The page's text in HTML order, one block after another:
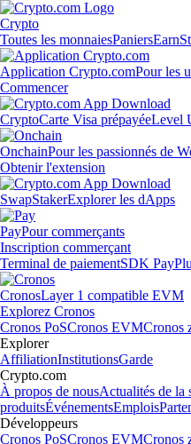
Crypto
Toutes les monnaiesPaniersEarn
Application Crypto.comPour les
Commencer
CryptoCarte Visa prépayéeLevel
OnchainPour les passionnés de
Obtenir l'extension
SwapStakerExplorer les dApps
PayPour commerçants
Inscription commerçant
Terminal de paiementSDK Pay
CronosLayer 1 compatible EVM
Explorez Cronos
Cronos PoSCronos EVMCronos
Explorer
AffiliationInstitutionsGarde
Crypto.com
À propos de nousActualités de la
produitsÉvénementsEmplois
Développeurs
Cronos PoSCronos EVMCronos